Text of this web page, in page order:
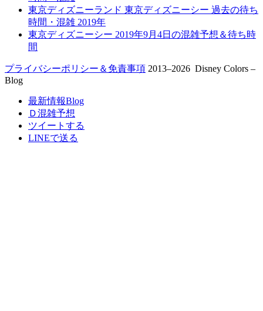
東京ディズニーランド 東京ディズニーシー 過去の待ち
時間・混雑 2019年
東京ディズニーシー 2019年9月4日の混雑予想＆待ち時
間
プライバシーポリシー＆免責事項 2013–2026 Disney Colors –
Blog
最新情報Blog
Ｄ混雑予想
ツイートする
LINEで送る